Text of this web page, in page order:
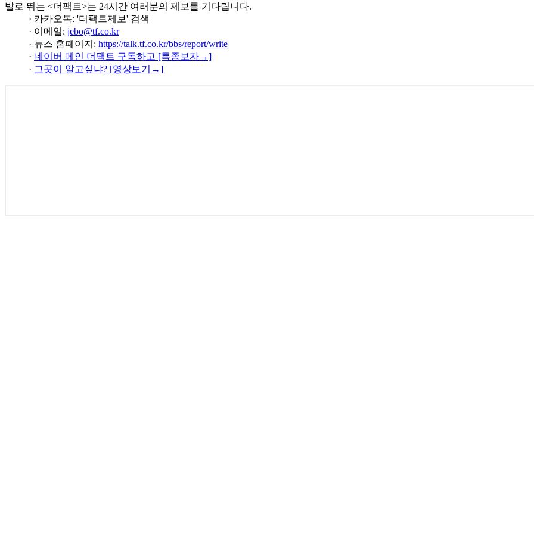
발로 뛰는 <더팩트>는 24시간 여러분의 제보를 기다립니다.
· 카카오톡: '더팩트제보' 검색
· 이메일: jebo@tf.co.kr
· 뉴스 홈페이지: https://talk.tf.co.kr/bbs/report/write
· 네이버 메인 더팩트 구독하고 [특종보자→]
· 그곳이 알고싶냐? [영상보기→]